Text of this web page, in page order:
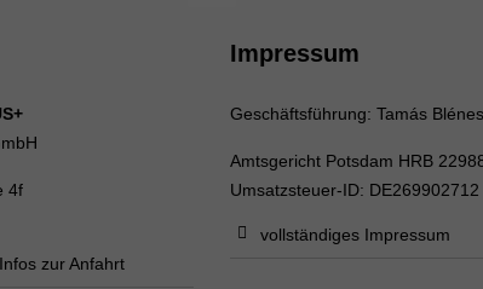
4f
zur Anfahrt
Impressum
Geschäftsführung: Tamás
Amtsgericht Potsdam HRB
Umsatzsteuer-ID: DE269902712
vollständiges Impressum